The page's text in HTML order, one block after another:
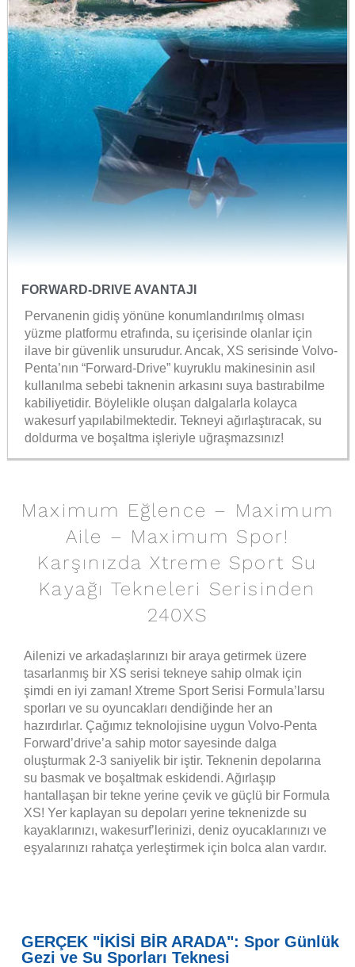
FORWARD-DRIVE AVANTAJI
Pervanenin gidiş yönüne konumlandırılmış olması
yüzme platformu etrafında, su içerisinde olanlar için
ilave bir güvenlik unsurudur. Ancak, XS serisinde Volvo-
Penta’nın “Forward-Drive” kuyruklu makinesinin asıl
kullanılma sebebi taknenin arkasını suya bastırabilme
kabiliyetidir. Böylelikle oluşan dalgalarla kolayca
wakesurf yapılabilmektedir. Tekneyi ağırlaştıracak, su
doldurma ve boşaltma işleriyle uğraşmazsınız!
Maximum Eğlence – Maximum
Aile – Maximum Spor!
Karşınızda Xtreme Sport Su
Kayağı Tekneleri Serisinden
240XS
Ailenizi ve arkadaşlarınızı bir araya getirmek üzere
tasarlanmış bir XS serisi tekneye sahip olmak için
şimdi en iyi zaman! Xtreme Sport Serisi Formula’larsu
sporları ve su oyuncakları dendiğinde her an
hazırdırlar. Çağımız teknolojisine uygun Volvo-Penta
Forward’drive’a sahip motor sayesinde dalga
oluşturmak 2-3 saniyelik bir iştir. Teknenin depolarına
su basmak ve boşaltmak eskidendi. Ağırlaşıp
hantallaşan bir tekne yerine çevik ve güçlü bir Formula
XS! Yer kaplayan su depoları yerine teknenizde su
kayaklarınızı, wakesurf’lerinizi, deniz oyucaklarınızı ve
eşyalarınızı rahatça yerleştirmek için bolca alan vardır.
GERÇEK "İKİSİ BİR ARADA": Spor Günlük
Gezi ve Su Sporları Teknesi